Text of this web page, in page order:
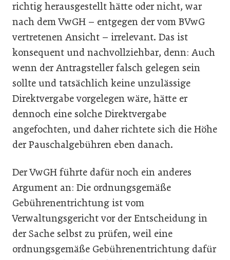
richtig herausgestellt hätte oder nicht, war
nach dem VwGH – entgegen der vom BVwG
vertretenen Ansicht – irrelevant. Das ist
konsequent und nachvollziehbar, denn: Auch
wenn der Antragsteller falsch gelegen sein
sollte und tatsächlich keine unzulässige
Direktvergabe vorgelegen wäre, hätte er
dennoch eine solche Direktvergabe
angefochten, und daher richtete sich die Höhe
der ­Pauschalgebühren eben danach.
Der VwGH führte dafür noch ein anderes
Argument an: Die ordnungsgemäße
Gebührenentrichtung ist vom
Verwaltungsgericht vor der Entscheidung in
der Sache selbst zu prüfen, weil eine
ordnungs­gemäße Gebührenentrichtung dafür